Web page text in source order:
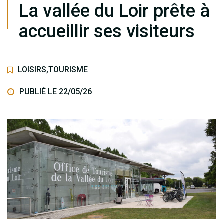
La vallée du Loir prête à
accueillir ses visiteurs
LOISIRS,TOURISME
PUBLIÉ LE 22/05/26